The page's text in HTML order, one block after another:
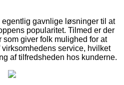
gavnlige løsninger til at
popularitet. Tilmed er der
giver folk mulighed for at
service, hvilket
af tilfredsheden hos kunderne.